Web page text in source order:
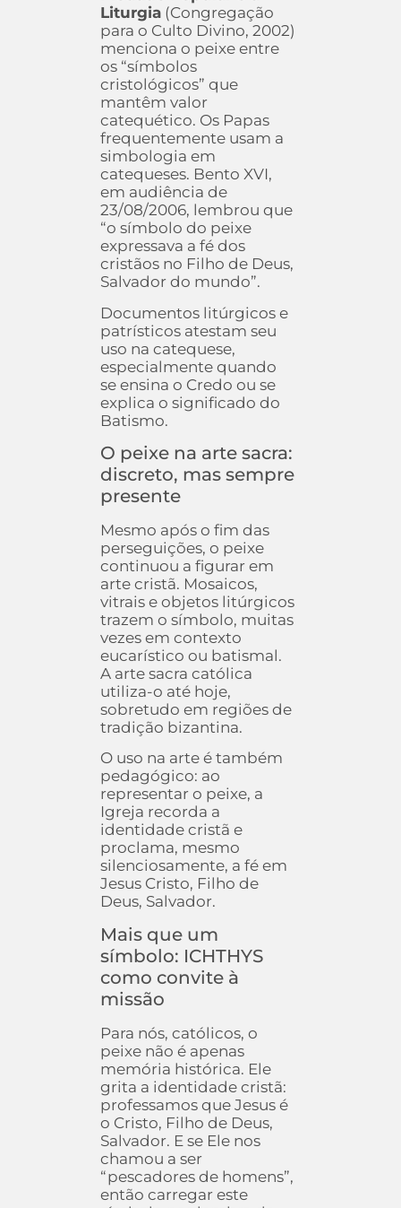
Liturgia (Congregação
para o Culto Divino, 2002)
menciona o peixe entre
os “símbolos
cristológicos” que
mantêm valor
catequético. Os Papas
frequentemente usam a
simbologia em
catequeses. Bento XVI,
em audiência de
23/08/2006, lembrou que
“o símbolo do peixe
expressava a fé dos
cristãos no Filho de Deus,
Salvador do mundo”.
Documentos litúrgicos e
patrísticos atestam seu
uso na catequese,
especialmente quando
se ensina o Credo ou se
explica o significado do
Batismo.
O peixe na arte sacra:
discreto, mas sempre
presente
Mesmo após o fim das
perseguições, o peixe
continuou a figurar em
arte cristã. Mosaicos,
vitrais e objetos litúrgicos
trazem o símbolo, muitas
vezes em contexto
eucarístico ou batismal.
A arte sacra católica
utiliza-o até hoje,
sobretudo em regiões de
tradição bizantina.
O uso na arte é também
pedagógico: ao
representar o peixe, a
Igreja recorda a
identidade cristã e
proclama, mesmo
silenciosamente, a fé em
Jesus Cristo, Filho de
Deus, Salvador.
Mais que um
símbolo: ICHTHYS
como convite à
missão
Para nós, católicos, o
peixe não é apenas
memória histórica. Ele
grita a identidade cristã:
professamos que Jesus é
o Cristo, Filho de Deus,
Salvador. E se Ele nos
chamou a ser
“pescadores de homens”,
então carregar este